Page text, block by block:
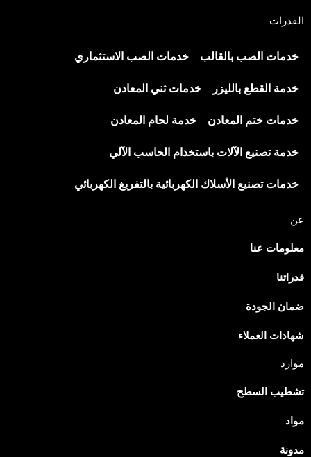
القدرات
خدمات الصب بالقالب خدمات الصب الاستثماري
خدمة القطع بالليزر خدمات ثني المعادن
خدمات ختم المعادن خدمة لحام المعادن
خدمة تصنيع الآلات باستخدام الحاسب الآلي
خدمات تصنيع الأسلاك الكهربائية بالتفريغ الكهربائي
عن
معلومات عنا
قدراتنا
ضمان الجودة
شهادات العملاء
موارد
تشطيب السطح
مواد
مدونة
Italian
Spanish